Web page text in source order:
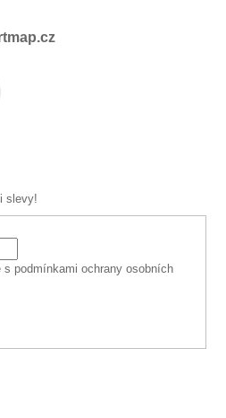
slevy!
s podmínkami ochrany osobních